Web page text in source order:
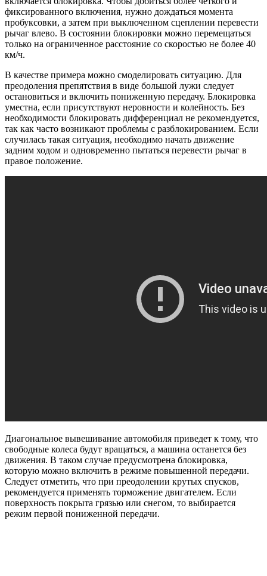
фиксированного включения, нужно дождаться момента
пробуксовки, а затем при выключенном сцеплении перевести
рычаг влево. В состоянии блокировки можно перемещаться
только на ограниченное расстояние со скоростью не более 40
км/ч.
В качестве примера можно смоделировать ситуацию. Для
преодоления препятствия в виде большой лужи следует
остановиться и включить пониженную передачу. Блокировка
уместна, если присутствуют неровности и колейность. Без
необходимости блокировать дифференциал не рекомендуется,
так как часто возникают проблемы с разблокированием. Если
случилась такая ситуация, необходимо начать движение
задним ходом и одновременно пытаться перевести рычаг в
правое положение.
Диагональное вывешивание автомобиля приведет к тому, что
свободные колеса будут вращаться, а машина останется без
движения. В таком случае предусмотрена блокировка,
которую можно включить в режиме повышенной передачи.
Следует отметить, что при преодолении крутых спусков,
рекомендуется применять торможение двигателем. Если
поверхность покрыта грязью или снегом, то выбирается
режим первой пониженной передачи.